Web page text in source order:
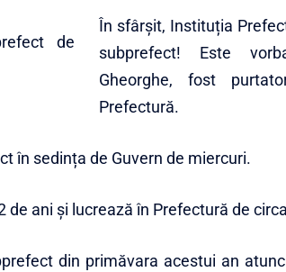
În sfârșit, Instituția
subprefect! Este
Gheorghe, fost
Prefectură.
în sedința de Guvern de miercuri.
de ani și lucrează în Prefectură de
din primăvara acestui an